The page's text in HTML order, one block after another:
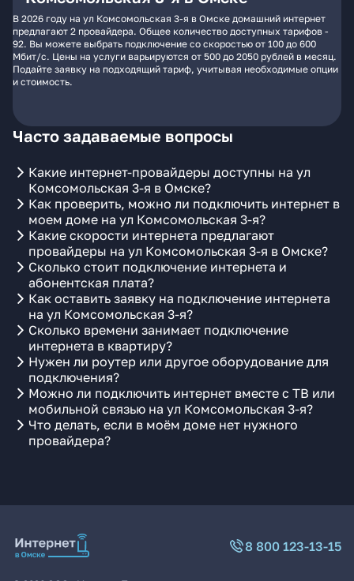
В 2026 году на ул Комсомольская 3-я в Омске домашний интернет
предлагают 2 провайдера. Общее количество доступных тарифов -
92. Вы можете выбрать подключение со скоростью от 100 до 600
Мбит/с. Цены на услуги варьируются от 500 до 2050 рублей в месяц.
Подайте заявку на подходящий тариф, учитывая необходимые опции
и стоимость.
Часто задаваемые вопросы
Какие интернет-провайдеры доступны на ул
Комсомольская 3-я в Омске?
Как проверить, можно ли подключить интернет в
моем доме на ул Комсомольская 3-я?
Какие скорости интернета предлагают
провайдеры на ул Комсомольская 3-я в Омске?
Сколько стоит подключение интернета и
абонентская плата?
Как оставить заявку на подключение интернета
на ул Комсомольская 3-я?
Сколько времени занимает подключение
интернета в квартиру?
Нужен ли роутер или другое оборудование для
подключения?
Можно ли подключить интернет вместе с ТВ или
мобильной связью на ул Комсомольская 3-я?
Что делать, если в моём доме нет нужного
провайдера?
8 800 123-13-15